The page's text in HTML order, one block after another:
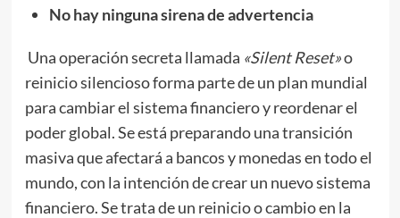
No hay ninguna sirena de advertencia
Una operación secreta llamada «Silent Reset»o
reinicio silencioso forma parte de un plan mundial
para cambiar el sistema financiero y reordenar el
poder global. Se está preparando una transición
masiva que afectará a bancos y monedas en todo el
mundo, con la intención de crear un nuevo sistema
financiero. Se trata de un reinicio o cambio en la